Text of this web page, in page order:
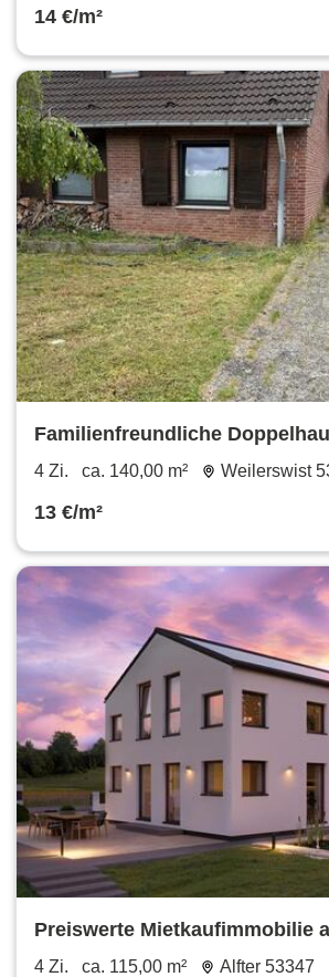
14 €/m²
Familienfreundliche
Garten
4 Zi. ca. 140,00 m² Weilerswist
13 €/m²
Preiswerte Mietkaufimmobilie
4 Zi. ca. 115,00 m² Alfter 53347